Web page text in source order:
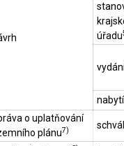
úřadu
o uplatňování
plánu7)